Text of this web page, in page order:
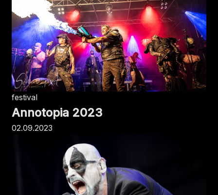
festival
Annotopia 2023
02.09.2023